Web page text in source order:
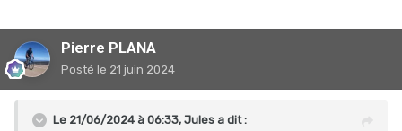
Pierre PLANA
Posté le 21 juin 2024
Le 21/06/2024 à 06:33, Jules a dit :